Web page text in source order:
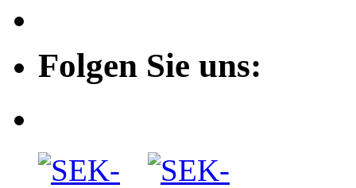
Folgen Sie uns: